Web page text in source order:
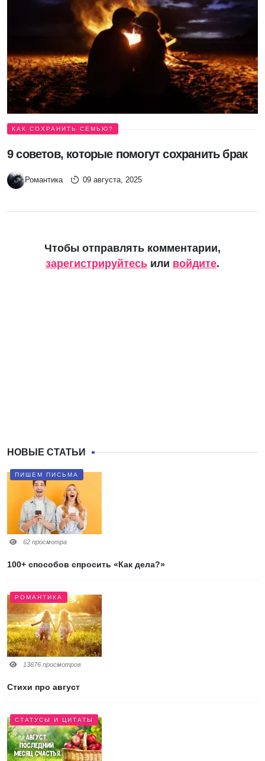
КАК СОХРАНИТЬ СЕМЬЮ?
9 советов, которые помогут сохранить брак
Романтика 09 августа, 2025
Чтобы отправлять комментарии,
зарегистрируйтесь или войдите.
НОВЫЕ СТАТЬИ
ПИШЕМ ПИСЬМА
62 просмотра
100+ способов спросить «Как дела?»
РОМАНТИКА
13676 просмотров
Стихи про август
СТАТУСЫ И ЦИТАТЫ